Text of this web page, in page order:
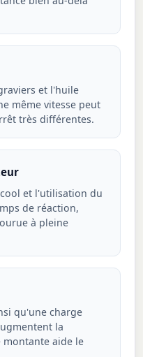
et l'huile
même vitesse peut
très différentes.
et l'utilisation du
de réaction,
à pleine
qu'une charge
la
montante aide le